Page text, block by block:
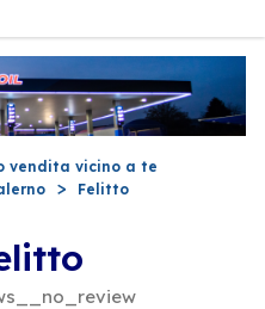
vendita vicino a te
Felitto